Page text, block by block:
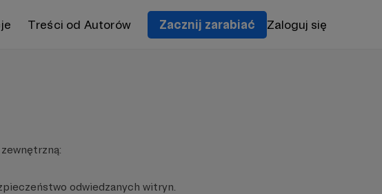
Treści od Autorów Zacznij zarabiać Zaloguj się
odwiedzanych witryn.